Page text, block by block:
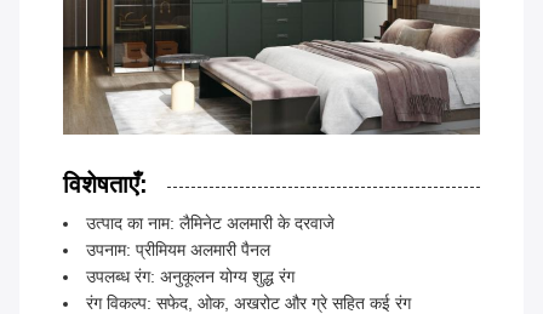
विशेषताएँ:
उत्पाद का नाम: लैमिनेट अलमारी के दरवाजे
उपनाम: प्रीमियम अलमारी पैनल
उपलब्ध रंग: अनुकूलन योग्य शुद्ध रंग
रंग विकल्प: सफेद, ओक, अखरोट और ग्रे सहित कई रंग